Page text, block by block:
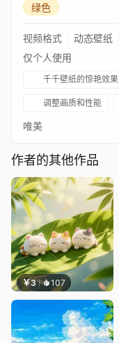
绿色
视频格式 动态壁纸
仅个人使用
千千壁纸的惊艳效果
调整画质和性能
唯美
作者的其他作品
￥3 107